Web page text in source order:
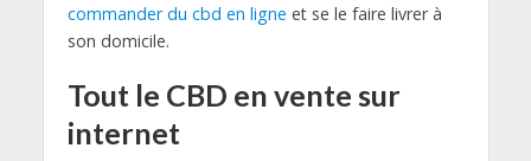
commander du cbd en ligne et se le faire livrer à
son domicile.
Tout le CBD en vente sur
internet